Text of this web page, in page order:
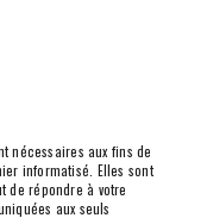
nécessaires aux fins de
informatisé. Elles sont
de répondre à votre
aux seuls